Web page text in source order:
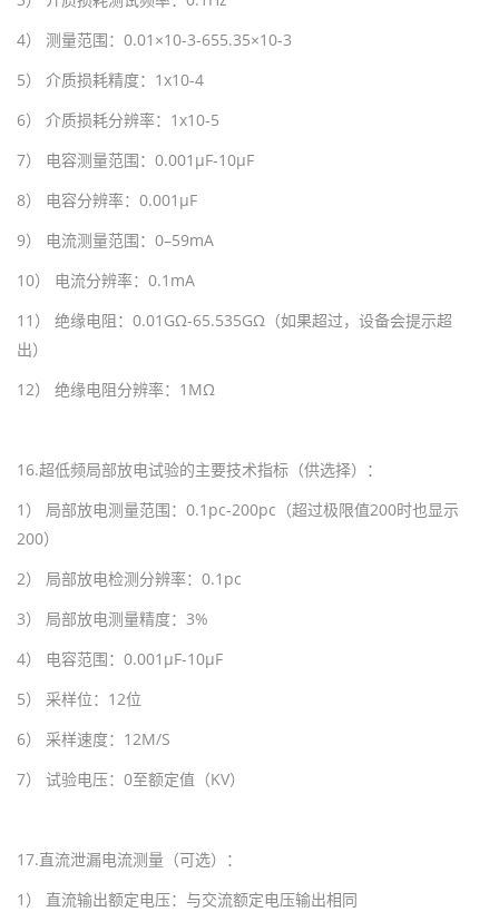
4） 测量范围： 0.01 ×10-3-655.35×10-3
5） 介质损耗精度： 1x10-4
6） 介质损耗分辨率： 1x10-5
7） 电容测量范围： 0.001 μF-10μF
8） 电容分辨率： 0.001 μF
9） 电流测量范围： 0–59mA
10） 电流分辨率： 0.1mA
11 ） 绝缘电阻： 0.01GΩ-65.535GΩ（如果超过，设备会提示超
出）
12） 绝缘电阻分辨率： 1MΩ
16.超低频局部放电试验的主要技术指标（供选择）：
1 ） 局部放电测量范围： 0.1pc-200pc （超过极限值200时也显示
200）
2） 局部放电检测分辨率： 0.1pc
3） 局部放电测量精度： 3%
4） 电容范围： 0.001 μF-10μF
5） 采样位： 12位
6） 采样速度： 12M/S
7） 试验电压： 0至额定值（KV）
17.直流泄漏电流测量（可选）：
1 ） 直流输出额定电压：与交流额定电压输出相同